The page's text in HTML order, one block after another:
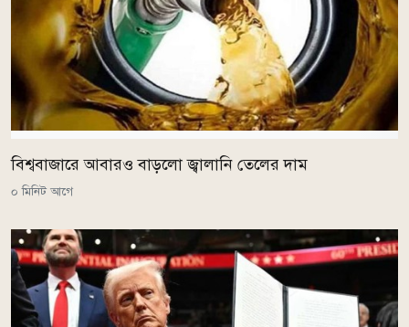
বিশ্ববাজারে আবারও বাড়লো জ্বালানি তেলের দাম
০ মিনিট আগে